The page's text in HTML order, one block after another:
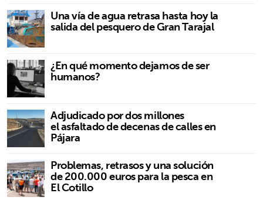
Una vía de agua retrasa hasta hoy la
salida del pesquero de Gran Tarajal
¿En qué momento dejamos de ser
humanos?
Adjudicado por dos millones
el asfaltado de decenas de calles en
Pájara
Problemas, retrasos y una solución
de 200.000 euros para la pesca en
El Cotillo